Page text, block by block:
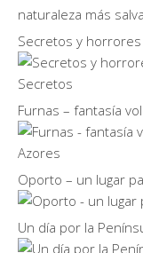
Secretos y
Furnas – fantasía
Oporto – un lugar
Un día por la